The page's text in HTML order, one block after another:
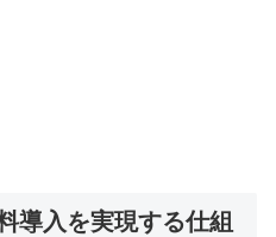
導入を実現する仕組